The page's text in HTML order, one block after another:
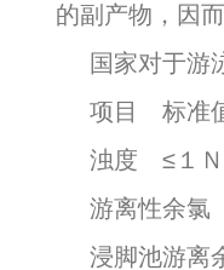
的副产物，因
国家对于游
项目 标准
浊度 ≤１
游离性余
浸脚池游